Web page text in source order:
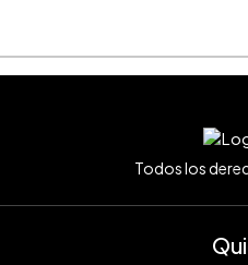
Todos los